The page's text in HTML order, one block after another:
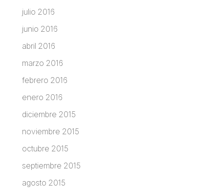
julio 2016
junio 2016
abril 2016
marzo 2016
febrero 2016
enero 2016
diciembre 2015
noviembre 2015
octubre 2015
septiembre 2015
agosto 2015